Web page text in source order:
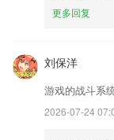
改进操作体验
进行打分评论，说出
改。
更多回复
刘保洋
游戏的战斗系
2026-07-24